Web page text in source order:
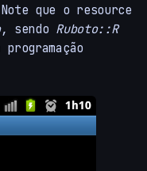
que o resource
, sendo Ruboto::R